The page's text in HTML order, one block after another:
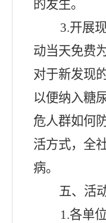
的发生。
3.开展
动当天免费
对于新发现
以便纳入糖
危人群如何
活方式， 全
病。
五、活
1.各单